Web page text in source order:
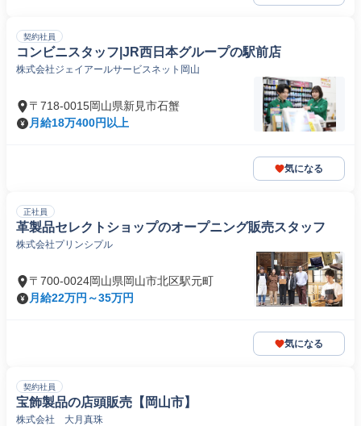
契約社員
コンビニスタッフ|JR西日本グループの駅前店
株式会社ジェイアールサービスネット岡山
〒718-0015岡山県新見市石蟹
月給18万400円以上
気になる
正社員
革製品セレクトショップのオープニング販売スタッフ
株式会社プリンシプル
〒700-0024岡山県岡山市北区駅元町
月給22万円～35万円
気になる
契約社員
宝飾製品の店頭販売【岡山市】
株式会社 大月真珠